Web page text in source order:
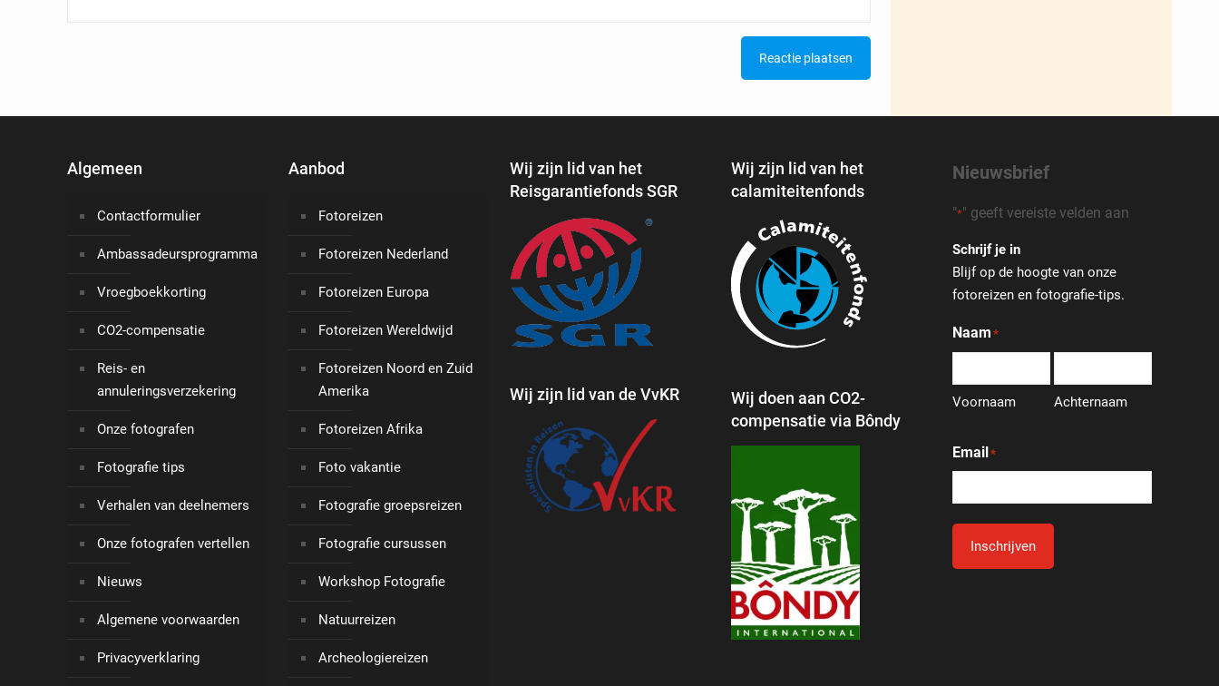
Algemeen
Contactformulier
Ambassadeursprogramma
Vroegboekkorting
CO2-compensatie
Reis- en
annuleringsverzekering
Onze fotografen
Fotografie tips
Verhalen van deelnemers
Onze fotografen vertellen
Nieuws
Algemene voorwaarden
Privacyverklaring
Aanbod
Fotoreizen
Fotoreizen Nederland
Fotoreizen Europa
Fotoreizen Wereldwijd
Fotoreizen Noord en Zuid
Amerika
Fotoreizen Afrika
Foto vakantie
Fotografie groepsreizen
Fotografie cursussen
Workshop Fotografie
Natuurreizen
Archeologiereizen
Wij zijn lid van het
Reisgarantiefonds SGR
Wij zijn lid van de VvKR
Wij zijn lid van het
calamiteitenfonds
Wij doen aan CO2-
compensatie via Bôndy
Nieuwsbrief
"*" geeft vereiste velden aan
Schrijf je in
Blijf op de hoogte van onze
fotoreizen en fotografie-tips.
Naam *
Voornaam Achternaam
Email*
Inschrijven